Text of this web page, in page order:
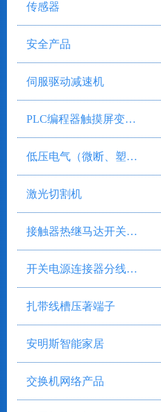
传感器
安全产品
伺服驱动减速机
PLC编程器触摸屏变频器
低压电气（微断、塑壳、框架）
激光切割机
接触器热继马达开关继电器
开关电源连接器分线盒气缸气阀剥线工具
扎带线槽压著端子
安明斯智能家居
交换机网络产品